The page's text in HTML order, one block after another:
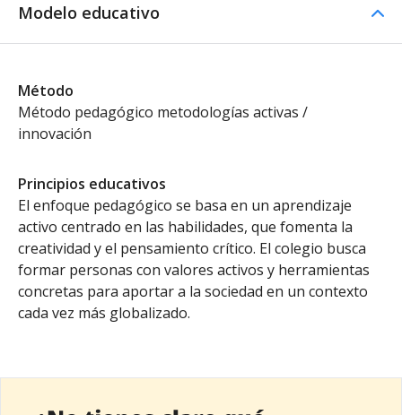
Modelo educativo
Método
Método pedagógico metodologías activas /
innovación
Principios educativos
El enfoque pedagógico se basa en un aprendizaje
activo centrado en las habilidades, que fomenta la
creatividad y el pensamiento crítico. El colegio busca
formar personas con valores activos y herramientas
concretas para aportar a la sociedad en un contexto
cada vez más globalizado.